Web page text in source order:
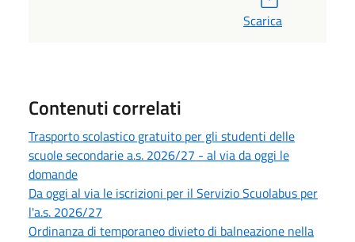
Scarica
Contenuti correlati
Trasporto scolastico gratuito per gli studenti delle
scuole secondarie a.s. 2026/27 - al via da oggi le
domande
Da oggi al via le iscrizioni per il Servizio Scuolabus per
l'a.s. 2026/27
Ordinanza di temporaneo divieto di balneazione nella